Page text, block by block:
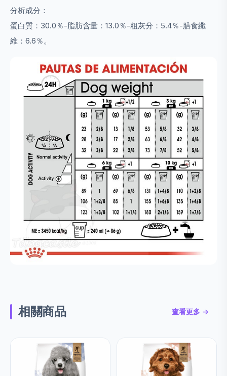
分析成分：
蛋白質：30.0％-脂肪含量：13.0％-粗灰分：5.4％-膳食纖
維：6.6％。
相關商品 查看更多 →